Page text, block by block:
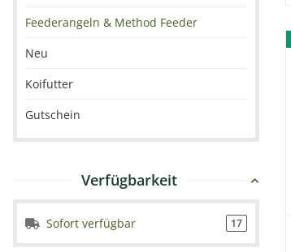
Feederangeln & Method Feeder
Neu
Koifutter
Gutschein
Verfügbarkeit
Sofort verfügbar 17